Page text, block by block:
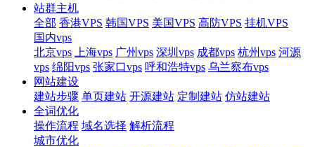
站群主机
全部 香港VPS 韩国VPS 美国VPS 高防VPS 挂机VPS
国内vps
北京vps
上海vps 广州vps 深圳vps 成都vps 杭州vps 河源
vps 绵阳vps 张家口vps 呼和浩特vps 乌兰察布vps
网站建设
建站步骤 单页建站 开源建站 定制建站 仿站建站
全词优化
操作流程 域名选择 解析流程
城市优化